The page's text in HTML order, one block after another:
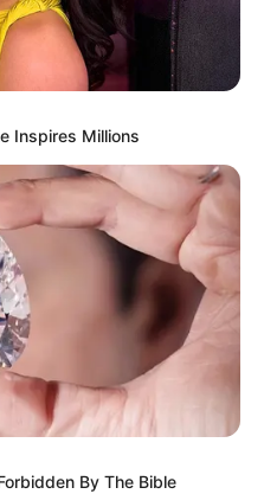
Inspires Millions
By The Bible